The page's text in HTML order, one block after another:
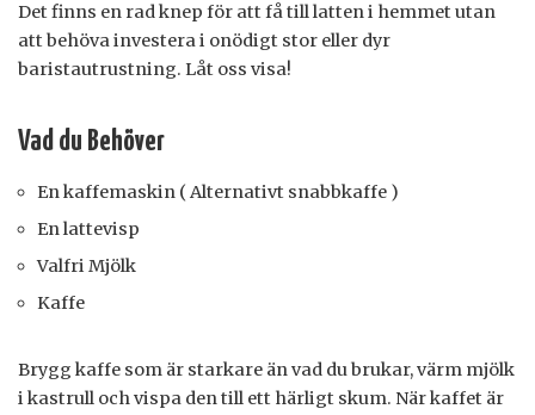
Det finns en rad knep för att få till latten i hemmet utan
att behöva investera i onödigt stor eller dyr
baristautrustning. Låt oss visa!
Vad du Behöver
En kaffemaskin ( Alternativt snabbkaffe )
En lattevisp
Valfri Mjölk
Kaffe
Brygg kaffe som är starkare än vad du brukar, värm mjölk
i kastrull och vispa den till ett härligt skum. När kaffet är